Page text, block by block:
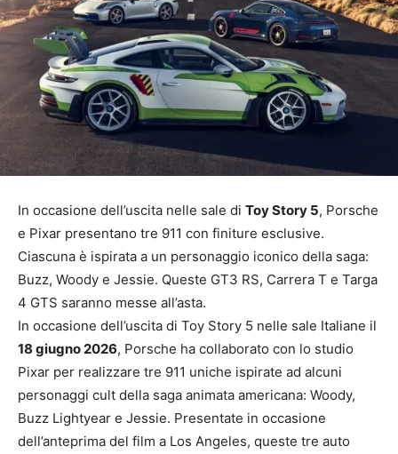
In occasione dell’uscita nelle sale di Toy Story 5, Porsche
e Pixar presentano tre 911 con finiture esclusive.
Ciascuna è ispirata a un personaggio iconico della saga:
Buzz, Woody e Jessie. Queste GT3 RS, Carrera T e Targa
4 GTS saranno messe all’asta.
In occasione dell’uscita di Toy Story 5 nelle sale Italiane il
18 giugno 2026, Porsche ha collaborato con lo studio
Pixar per realizzare tre 911 uniche ispirate ad alcuni
personaggi cult della saga animata americana: Woody,
Buzz Lightyear e Jessie. Presentate in occasione
dell’anteprima del film a Los Angeles, queste tre auto